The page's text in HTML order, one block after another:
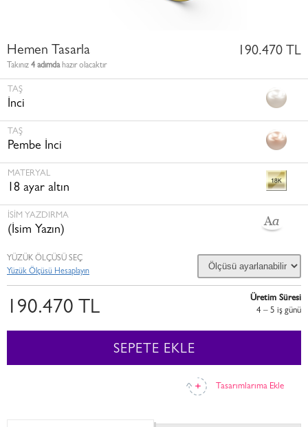
Hemen Tasarla
Takınız 4 adımdahazır olacaktır
190.470 TL
TAŞ
İnci
TAŞ
Pembe İnci
MATERYAL
18 ayar altın
İSİM YAZDIRMA
(İsim Yazın)
Tasarımlarıma Ekle
YÜZÜK ÖLÇÜSÜ SEÇ
Yüzük Ölçüsü Hesaplayın
190.470 TL
Üretim Süresi
4 – 5 i̇ş günü
SEPETE EKLE